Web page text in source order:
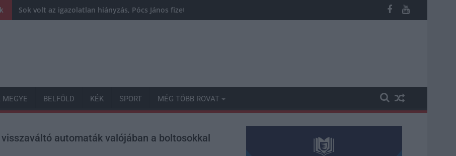
Sok volt az igazolatlan hiányzás, Pócs János fizetéslevonást kapott, más fideszesek még kevesebbet vittek haza
BELFÖLD KÉK SPORT MÉG TÖBB ROVAT
automaták valójában a boltosokkal